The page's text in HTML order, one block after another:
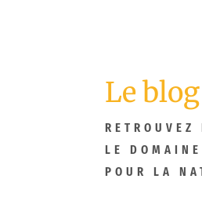
Le
LE
POUR LA